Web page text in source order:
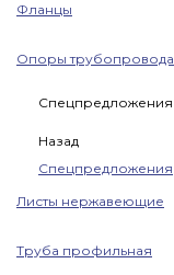
Фланцы
Опоры трубопровода
Спецпредложения
Назад
Спецпредложения
Листы нержавеющие
Труба профильная